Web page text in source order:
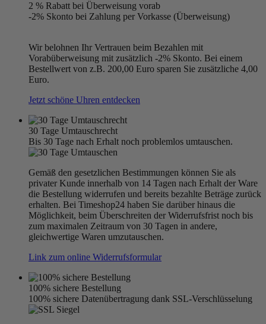
2 % Rabatt bei Überweisung vorab
-2% Skonto bei Zahlung per Vorkasse (Überweisung)
Wir belohnen Ihr Vertrauen beim Bezahlen mit
Vorabüberweisung mit zusätzlich -2% Skonto. Bei einem
Bestellwert von z.B. 200,00 Euro sparen Sie zusätzliche 4,00
Euro.
Jetzt schöne Uhren entdecken
30 Tage Umtauschrecht
Bis 30 Tage nach Erhalt noch problemlos umtauschen.
Gemäß den gesetzlichen Bestimmungen können Sie als
privater Kunde innerhalb von 14 Tagen nach Erhalt der Ware
die Bestellung widerrufen und bereits bezahlte Beträge zurück
erhalten. Bei Timeshop24 haben Sie darüber hinaus die
Möglichkeit, beim Überschreiten der Widerrufsfrist noch bis
zum maximalen Zeitraum von 30 Tagen in andere,
gleichwertige Waren umzutauschen.
Link zum online Widerrufsformular
100% sichere Bestellung
100% sichere Datenübertragung dank SSL-Verschlüsselung